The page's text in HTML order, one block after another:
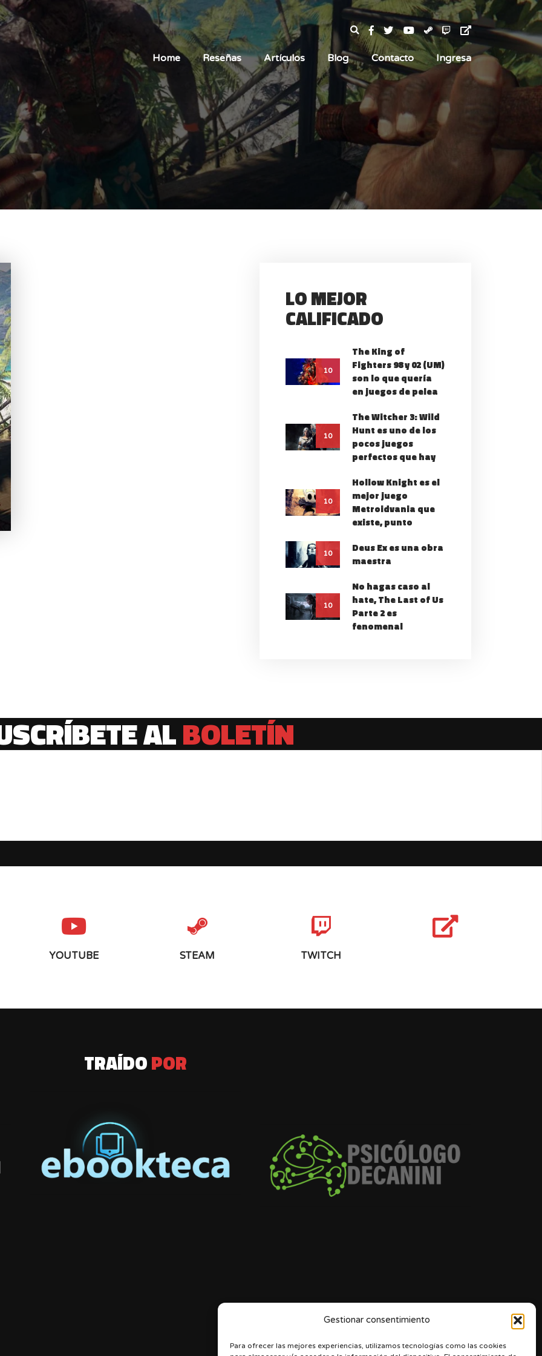
Gestionar consentimiento
Para ofrecer las mejores experiencias, utilizamos tecnologías como las cookies
Home Reseñas Artículos Blog Contacto Ingresa
LO MEJOR
CALIFICADO
10
The King of
Fighters 98 y 02 (UM)
son lo que quería
en juegos de pelea
10
The Witcher 3: Wild
Hunt es uno de los
pocos juegos
perfectos que hay
10
Hollow Knight es el
mejor juego
Metroidvania que
existe, punto
10
Deus Ex es una obra
maestra
10
No hagas caso al
hate, The Last of Us
Parte 2 es
fenomenal
ALBOLETÍN
YOUTUBE STEAM TWITCH
TRAÍDOPOR